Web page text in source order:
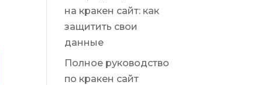
на кракен сайт: как
защитить свои
данные
Полное руководство
по кракен сайт